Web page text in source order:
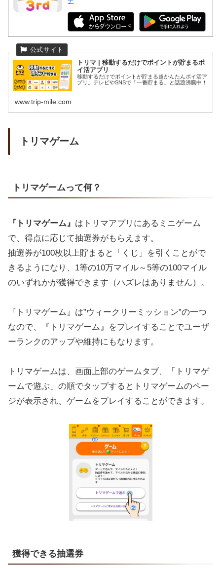
トリマ | 移動するだけでポイントが貯まるポ
イ活アプリ
移動するだけでポイントが貯まる超かんたんポイ活ア
プリ。テレビやSNSで「一番貯まる」と話題沸騰中！
www.trip-mile.com
トリマゲーム
トリマゲームって何？
『トリマゲーム』 はトリマアプリにあるミニゲーム
で、得点に応じて抽選券がもらえます。
抽選券が100枚以上貯まると「くじ」を引くことがで
きるようになり、1等の10万マイル～5等の100マイル
のいずれかが獲得できます（ハズレはありません）。
『トリマゲーム』は”ウィークリーミッション”の一つ
なので、『トリマゲーム』をプレイすることでユーザ
ーランクのアップや維持にもなります。
トリマゲームは、画面上部のゲームタブ、「トリマゲ
ームで遊ぶ」の順でタップするとトリマゲームのペー
ジが表示され、ゲームをプレイすることができます。
獲得できる抽選券